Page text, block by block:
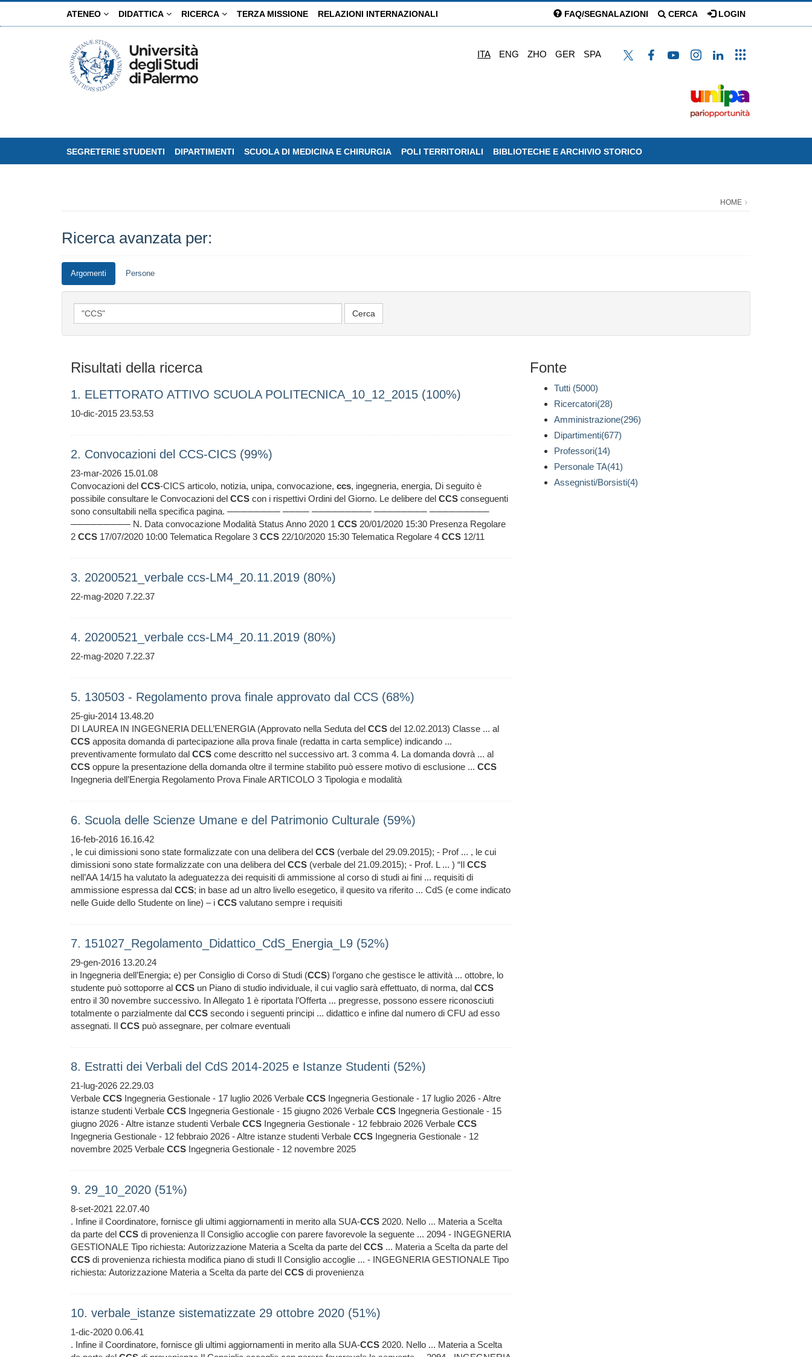
ATENEO DIDATTICA RICERCA TERZA MISSIONE RELAZIONI INTERNAZIONALI FAQ/SEGNALAZIONI CERCA LOGIN
ITA ENG ZHO GER SPA
SEGRETERIE STUDENTI DIPARTIMENTI SCUOLA DI MEDICINA E CHIRURGIA POLI TERRITORIALI BIBLIOTECHE E ARCHIVIO STORICO
HOME
Ricerca avanzata per:
Argomenti Persone
Risultati della ricerca
1. ELETTORATO ATTIVO SCUOLA POLITECNICA_10_12_2015 (100%)
10-dic-2015 23.53.53
2. Convocazioni del CCS-CICS (99%)
23-mar-2026 15.01.08
Convocazioni del CCS-CICS articolo, notizia, unipa, convocazione, ccs, ingegneria, energia, Di seguito è
possibile consultare le Convocazioni del CCS con i rispettivi Ordini del Giorno. Le delibere del CCS conseguenti
sono consultabili nella specifica pagina. ──────── ──── ───────── ──────── ─────────
───────── N. Data convocazione Modalità Status Anno 2020 1 CCS 20/01/2020 15:30 Presenza Regolare
2 CCS 17/07/2020 10:00 Telematica Regolare 3 CCS 22/10/2020 15:30 Telematica Regolare 4 CCS 12/11
3. 20200521_verbale ccs-LM4_20.11.2019 (80%)
22-mag-2020 7.22.37
4. 20200521_verbale ccs-LM4_20.11.2019 (80%)
22-mag-2020 7.22.37
5. 130503 - Regolamento prova finale approvato dal CCS (68%)
25-giu-2014 13.48.20
DI LAUREA IN INGEGNERIA DELL’ENERGIA (Approvato nella Seduta del CCS del 12.02.2013) Classe ... al
CCS apposita domanda di partecipazione alla prova finale (redatta in carta semplice) indicando ...
preventivamente formulato dal CCS come descritto nel successivo art. 3 comma 4. La domanda dovrà ... al
CCS oppure la presentazione della domanda oltre il termine stabilito può essere motivo di esclusione ... CCS
Ingegneria dell’Energia Regolamento Prova Finale ARTICOLO 3 Tipologia e modalità
6. Scuola delle Scienze Umane e del Patrimonio Culturale (59%)
16-feb-2016 16.16.42
, le cui dimissioni sono state formalizzate con una delibera del CCS (verbale del 29.09.2015); - Prof ... , le cui
dimissioni sono state formalizzate con una delibera del CCS (verbale del 21.09.2015); - Prof. L ... ) “Il CCS
nell’AA 14/15 ha valutato la adeguatezza dei requisiti di ammissione al corso di studi ai fini ... requisiti di
ammissione espressa dal CCS; in base ad un altro livello esegetico, il quesito va riferito ... CdS (e come indicato
nelle Guide dello Studente on line) – i CCS valutano sempre i requisiti
7. 151027_Regolamento_Didattico_CdS_Energia_L9 (52%)
29-gen-2016 13.20.24
in Ingegneria dell’Energia; e) per Consiglio di Corso di Studi (CCS) l’organo che gestisce le attività ... ottobre, lo
studente può sottoporre al CCS un Piano di studio individuale, il cui vaglio sarà effettuato, di norma, dal CCS
entro il 30 novembre successivo. In Allegato 1 è riportata l’Offerta ... pregresse, possono essere riconosciuti
totalmente o parzialmente dal CCS secondo i seguenti principi ... didattico e infine dal numero di CFU ad esso
assegnati. Il CCS può assegnare, per colmare eventuali
8. Estratti dei Verbali del CdS 2014-2025 e Istanze Studenti (52%)
21-lug-2026 22.29.03
Verbale CCS Ingegneria Gestionale - 17 luglio 2026 Verbale CCS Ingegneria Gestionale - 17 luglio 2026 - Altre
istanze studenti Verbale CCS Ingegneria Gestionale - 15 giugno 2026 Verbale CCS Ingegneria Gestionale - 15
giugno 2026 - Altre istanze studenti Verbale CCS Ingegneria Gestionale - 12 febbraio 2026 Verbale CCS
Ingegneria Gestionale - 12 febbraio 2026 - Altre istanze studenti Verbale CCS Ingegneria Gestionale - 12
novembre 2025 Verbale CCS Ingegneria Gestionale - 12 novembre 2025
9. 29_10_2020 (51%)
8-set-2021 22.07.40
. Infine il Coordinatore, fornisce gli ultimi aggiornamenti in merito alla SUA-CCS 2020. Nello ... Materia a Scelta
da parte del CCS di provenienza Il Consiglio accoglie con parere favorevole la seguente ... 2094 - INGEGNERIA
GESTIONALE Tipo richiesta: Autorizzazione Materia a Scelta da parte del CCS ... Materia a Scelta da parte del
CCS di provenienza richiesta modifica piano di studi Il Consiglio accoglie ... - INGEGNERIA GESTIONALE Tipo
richiesta: Autorizzazione Materia a Scelta da parte del CCS di provenienza
10. verbale_istanze sistematizzate 29 ottobre 2020 (51%)
1-dic-2020 0.06.41
. Infine il Coordinatore, fornisce gli ultimi aggiornamenti in merito alla SUA-CCS 2020. Nello ... Materia a Scelta
Fonte
Tutti (5000)
Ricercatori(28)
Amministrazione(296)
Dipartimenti(677)
Professori(14)
Personale TA(41)
Assegnisti/Borsisti(4)